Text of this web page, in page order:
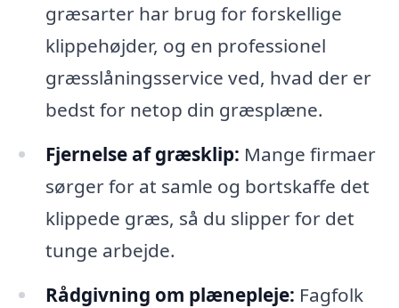
græsarter har brug for forskellige
klippehøjder, og en professionel
græsslåningsservice ved, hvad der er
bedst for netop din græsplæne.
Fjernelse af græsklip: Mange firmaer
sørger for at samle og bortskaffe det
klippede græs, så du slipper for det
tunge arbejde.
Rådgivning om plænepleje: Fagfolk